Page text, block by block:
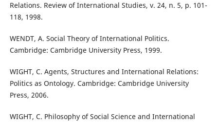
Relations. Review of International Studies, v. 24, n. 5, p. 101-
118, 1998.
WENDT, A. Social Theory of International Politics.
Cambridge: Cambridge University Press, 1999.
WIGHT, C. Agents, Structures and International Relations:
Politics as Ontology. Cambridge: Cambridge University
Press, 2006.
WIGHT, C. Philosophy of Social Science and International